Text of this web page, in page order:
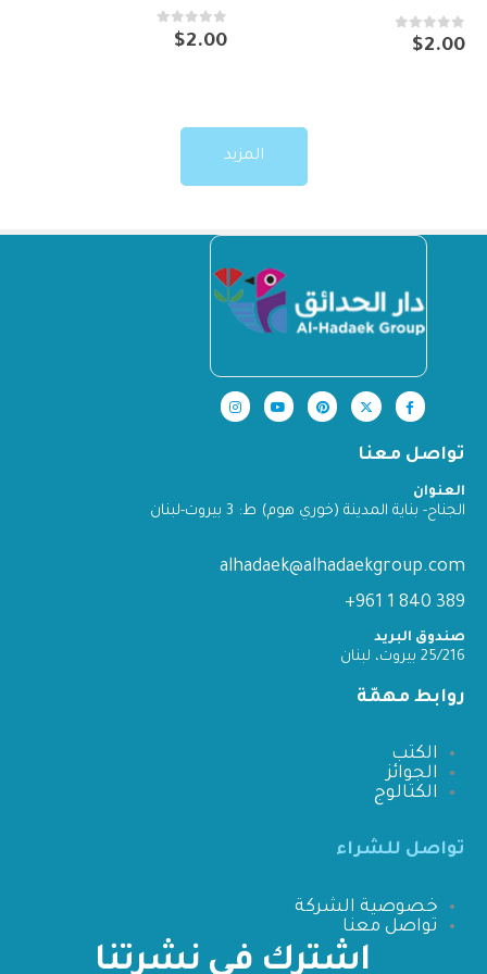
0
out of 5
$2.00
0
out of 5
$2.00
المزيد
تواصل معنا
العنوان
الجناح- بناية المدينة (خوري هوم) ط: 3 بيروت-لبنان
alhadaek@alhadaekgroup.com
389 840 1 961+
صندوق البريد
25/216 بيروت، لبنان
روابط مهمّة
الكتب
الجوائز
الكتالوج
تواصل للشراء
خصوصية الشركة
تواصل معنا
اشترك في نشرتنا